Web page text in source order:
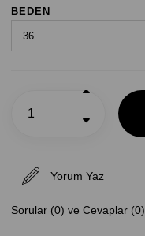
BEDEN
Yorum Yaz
Sorular (0) ve Cevaplar (0)